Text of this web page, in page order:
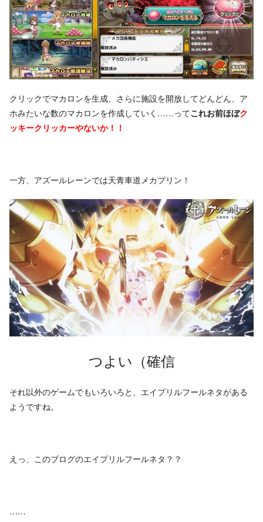
クリックでマカロンを生成、さらに施設を開放してどんどん、ア
ホみたいな数のマカロンを作成していく……ってこれお前ほぼク
ッキークリッカーやないか！！
一方、アズールレーンでは天青車道メカプリン！
つよい（確信
それ以外のゲームでもいろいろと、エイプリルフールネタがある
ようですね。
えっ、このブログのエイプリルフールネタ？？
……